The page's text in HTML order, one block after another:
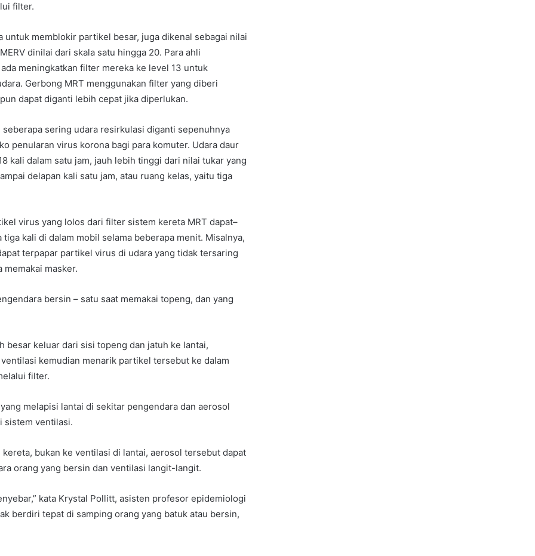
filter.
memblokir partikel besar, juga dikenal sebagai nilai
dinilai dari skala satu hingga 20. Para ahli
meningkatkan filter mereka ke level 13 untuk
Gerbong MRT menggunakan filter yang diberi
dapat diganti lebih cepat jika diperlukan.
sering udara resirkulasi diganti sepenuhnya
penularan virus korona bagi para komuter. Udara daur
kali dalam satu jam, jauh lebih tinggi dari nilai tukar yang
delapan kali satu jam, atau ruang kelas, yaitu tiga
virus yang lolos dari filter sistem kereta MRT dapat–
kali di dalam mobil selama beberapa menit. Misalnya,
terpapar partikel virus di udara yang tidak tersaring
masker.
bersin – satu saat memakai topeng, dan yang
besar keluar dari sisi topeng dan jatuh ke lantai,
kemudian menarik partikel tersebut ke dalam
filter.
melapisi lantai di sekitar pengendara dan aerosol
sistem ventilasi.
bukan ke ventilasi di lantai, aerosol tersebut dapat
orang yang bersin dan ventilasi langit-langit.
kata Krystal Pollitt, asisten profesor epidemiologi
berdiri tepat di samping orang yang batuk atau bersin,